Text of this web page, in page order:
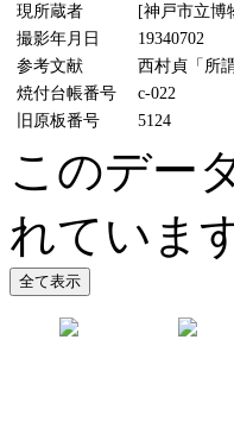
現所蔵者
[神戸市立博
撮影年月日
19340702
参考文献
西村貞「所
焼付台帳番号
c-022
旧原板番号
5124
このデー
れていま